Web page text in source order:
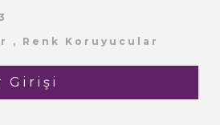
, Renk Koruyucular
Girişi